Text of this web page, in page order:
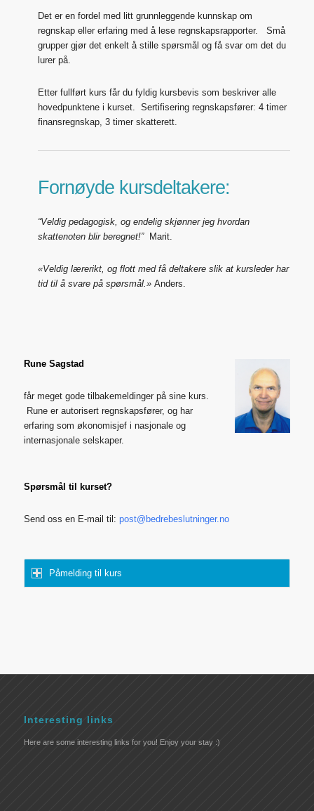
Det er en fordel med litt grunnleggende kunnskap om
regnskap eller erfaring med å lese regnskapsrapporter. Små
grupper gjør det enkelt å stille spørsmål og få svar om det du
lurer på.
Etter fullført kurs får du fyldig kursbevis som beskriver alle
hovedpunktene i kurset. Sertifisering regnskapsfører: 4 timer
finansregnskap, 3 timer skatterett.
Fornøyde kursdeltakere:
“Veldig pedagogisk, og endelig skjønner jeg hvordan
skattenoten blir beregnet!”Marit.
«Veldig lærerikt, og flott med få deltakere slik at kursleder har
tid til å svare på spørsmål.» Anders.
Rune Sagstad
får meget gode tilbakemeldinger på sine kurs.
Rune er autorisert regnskapsfører, og har
erfaring som økonomisjef i nasjonale og
internasjonale selskaper.
Spørsmål til kurset?
Send oss en E-mail til: post@bedrebeslutninger.no
Påmelding til kurs
Interesting links
Here are some interesting links for you! Enjoy your stay :)